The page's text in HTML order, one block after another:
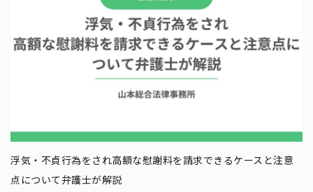
浮気・不貞行為をされ高額な慰謝料を請求できるケースと注意
点について弁護士が解説